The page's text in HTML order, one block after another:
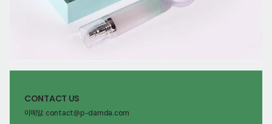
CONTACT US
이메일: contact@p-damda.com